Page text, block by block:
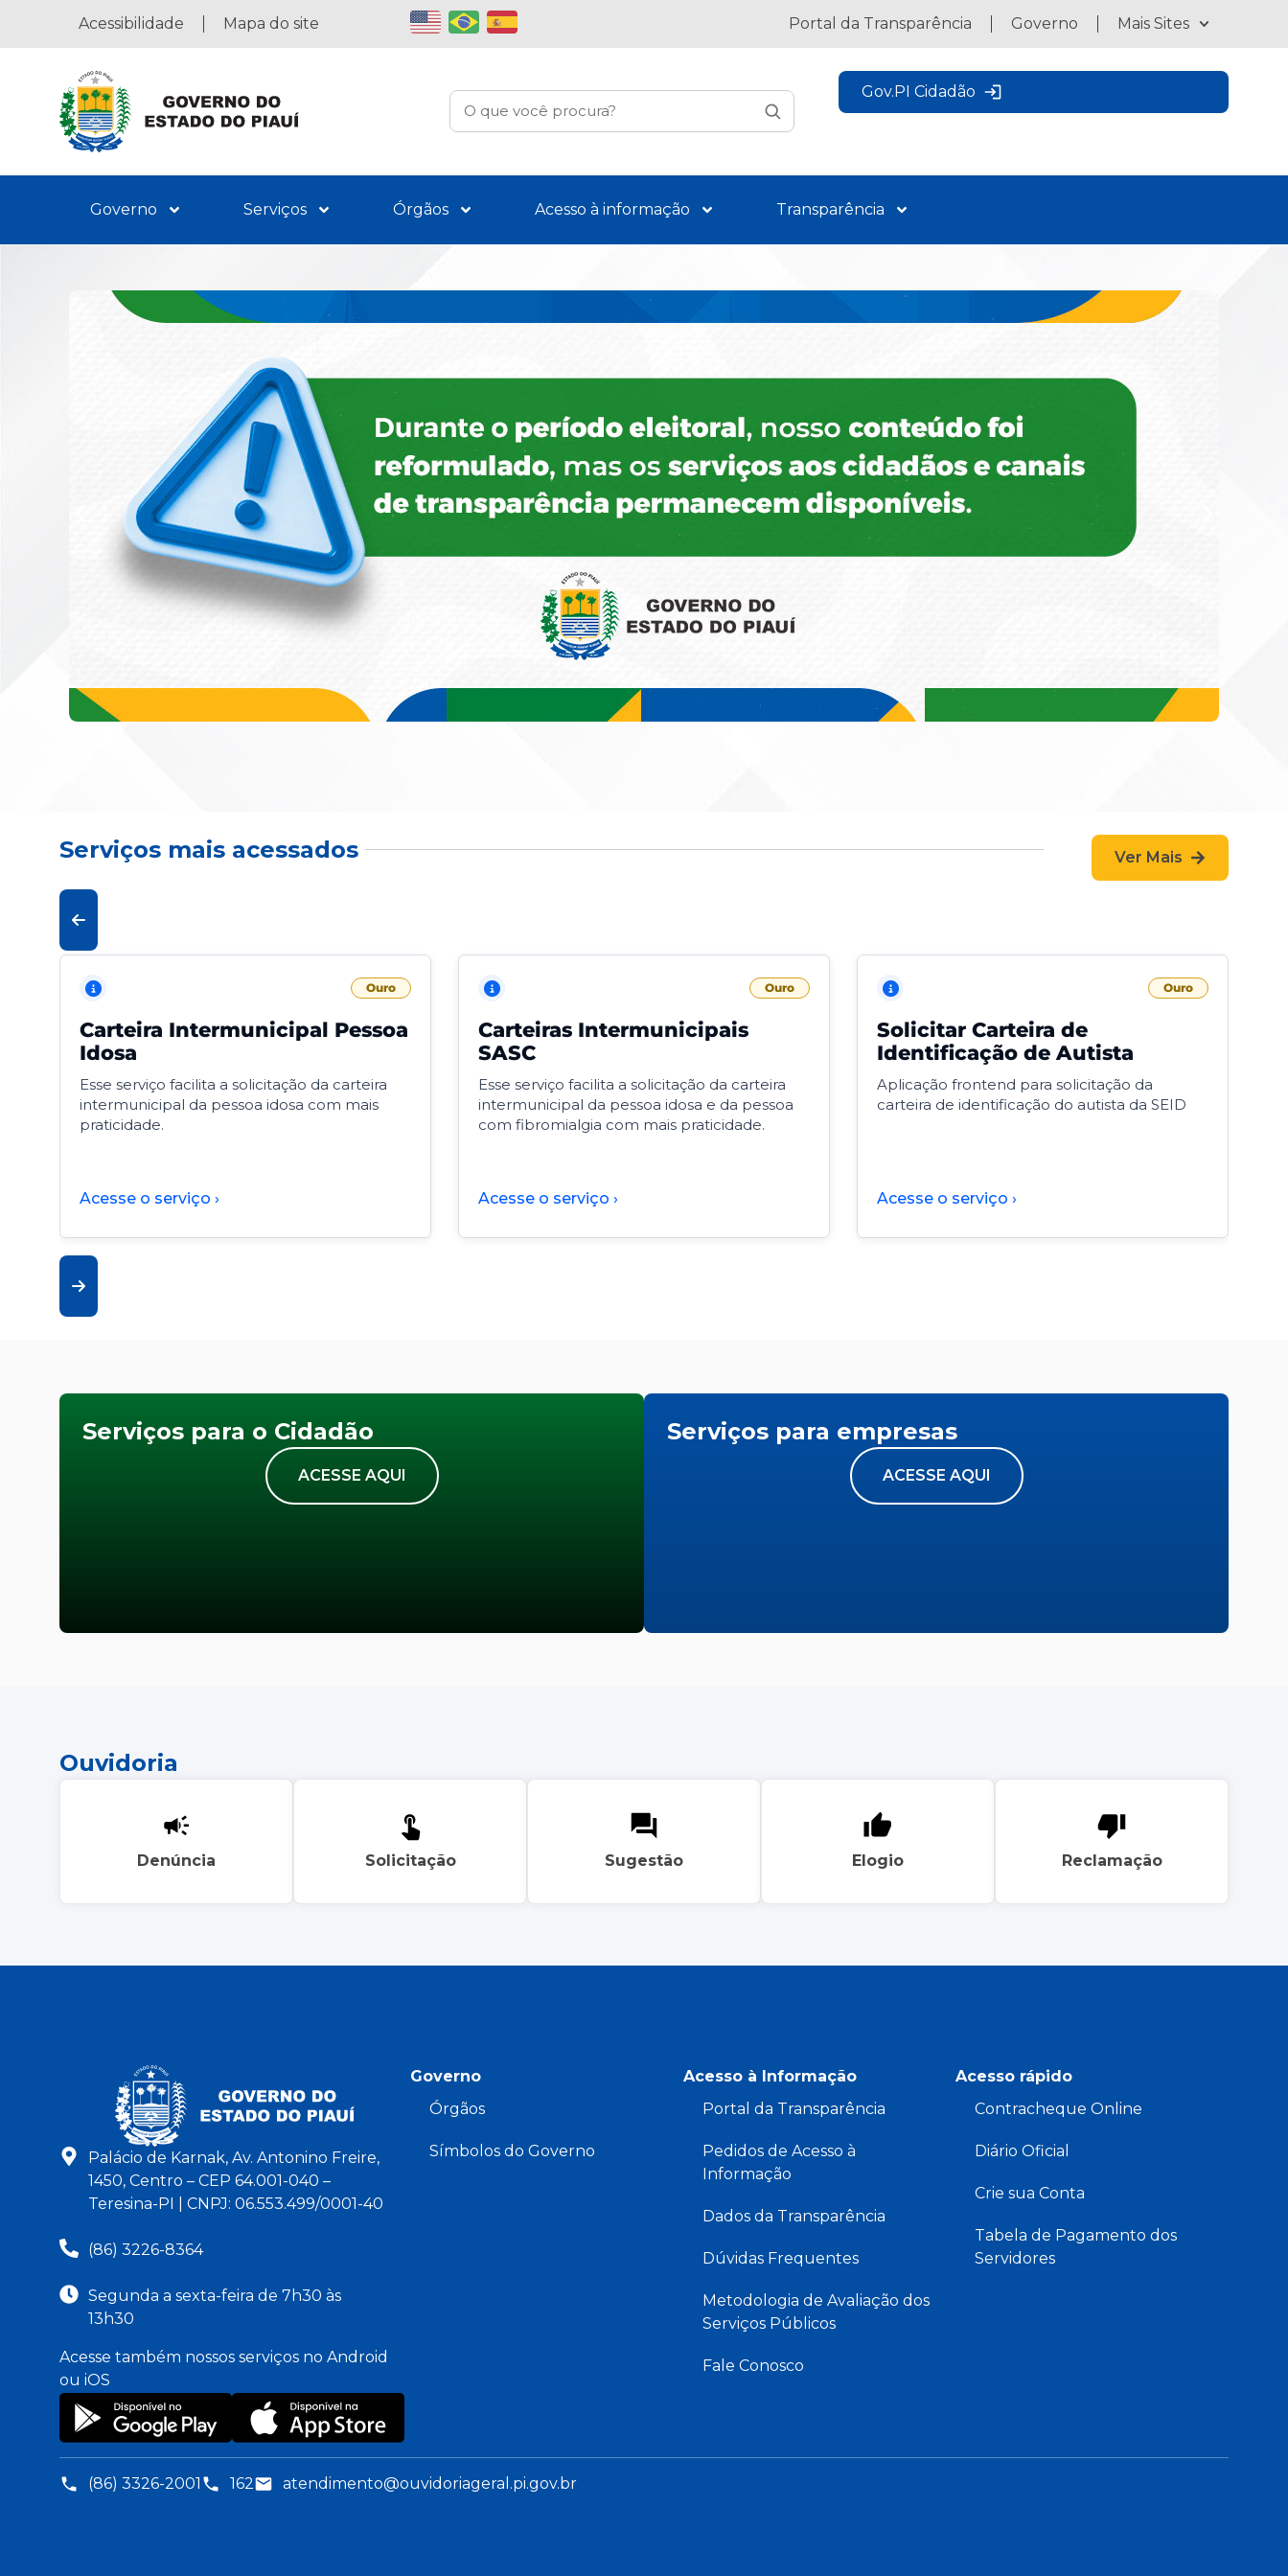
Acessibilidade Mapa do site Portal da Transparência Governo Mais Sites
Gov.PI Cidadão
Governo Serviços Órgãos Acesso à informação Transparência
Serviços mais acessados Ver Mais
Ouro
Carteira Intermunicipal Pessoa
Idosa
Esse serviço facilita a solicitação da carteira
intermunicipal da pessoa idosa com mais
praticidade.
Acesse o serviço ›
Ouro
Carteiras Intermunicipais
SASC
Esse serviço facilita a solicitação da carteira
intermunicipal da pessoa idosa e da pessoa
com fibromialgia com mais praticidade.
Acesse o serviço ›
Ouro
Solicitar Carteira de
Identificação de Autista
Aplicação frontend para solicitação da
carteira de identificação do autista da SEID
Acesse o serviço ›
Serviços para o Cidadão
ACESSE AQUI
Serviços para empresas
ACESSE AQUI
Ouvidoria
Denúncia Solicitação Sugestão Elogio Reclamação
Palácio de Karnak, Av. Antonino Freire,
1450, Centro – CEP 64.001-040 –
Teresina-PI | CNPJ: 06.553.499/0001-40
(86) 3226-8364
Segunda a sexta-feira de 7h30 às
13h30
Acesse também nossos serviços no Android
ou iOS
Governo
Órgãos
Símbolos do Governo
Acesso à Informação
Portal da Transparência
Pedidos de Acesso à
Informação
Dados da Transparência
Dúvidas Frequentes
Metodologia de Avaliação dos
Serviços Públicos
Fale Conosco
Acesso rápido
Contracheque Online
Diário Oficial
Crie sua Conta
Tabela de Pagamento dos
Servidores
(86) 3326-2001 162 atendimento@ouvidoriageral.pi.gov.br